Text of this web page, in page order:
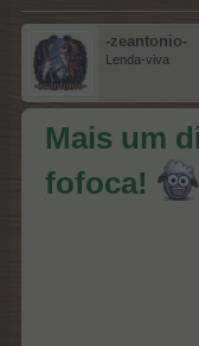
-zeantonio-
Lenda-viva
Mais um
fofoca!